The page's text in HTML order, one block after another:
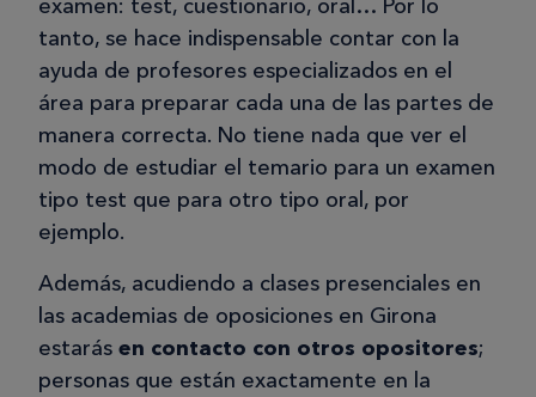
examen: test, cuestionario, oral… Por lo
tanto, se hace indispensable contar con la
ayuda de profesores especializados en el
área para preparar cada una de las partes de
manera correcta. No tiene nada que ver el
modo de estudiar el temario para un examen
tipo test que para otro tipo oral, por
ejemplo.
Además, acudiendo a clases presenciales en
las academias de oposiciones en Girona
estarás en contacto con otros opositores;
personas que están exactamente en la